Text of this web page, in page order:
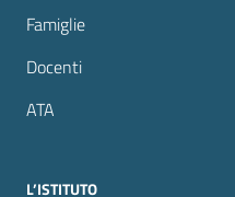
Famiglie
Docenti
ATA
L’ISTITUTO